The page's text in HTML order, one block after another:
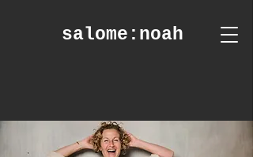
salome :noah